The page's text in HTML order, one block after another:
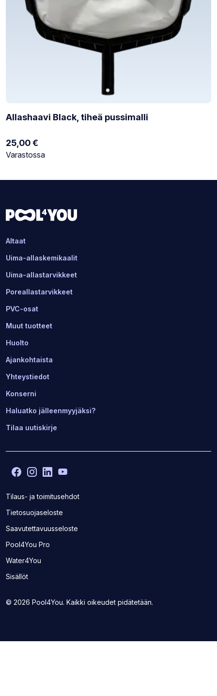
Allashaavi Black, tiheä pussimalli
25,00€
Varastotilanne:
Varastossa
Altaat
Uima-allaskemikaalit
Uima-allastarvikkeet
Poreallastarvikkeet
PVC-osat
Muut tuotteet
Huolto
Ajankohtaista
Yhteystiedot
Konserni
Haluatko jälleenmyyjäksi?
Tilaa uutiskirje
© 2026 Pool4You. Kaikki oikeudet pidätetään.
Tilaus- ja toimitusehdot
Tietosuojaseloste
Saavutettavuusseloste
Pool4You Pro
Water4You
välilehdelle)
Sisällöt
Facebook
(Avaa
sivuston
uudelle
välilehdelle)
Instagram
(Avaa
sivuston
välilehdelle)
LinkedIn
(Avaa
sivuston
välilehdelle)
sivuston